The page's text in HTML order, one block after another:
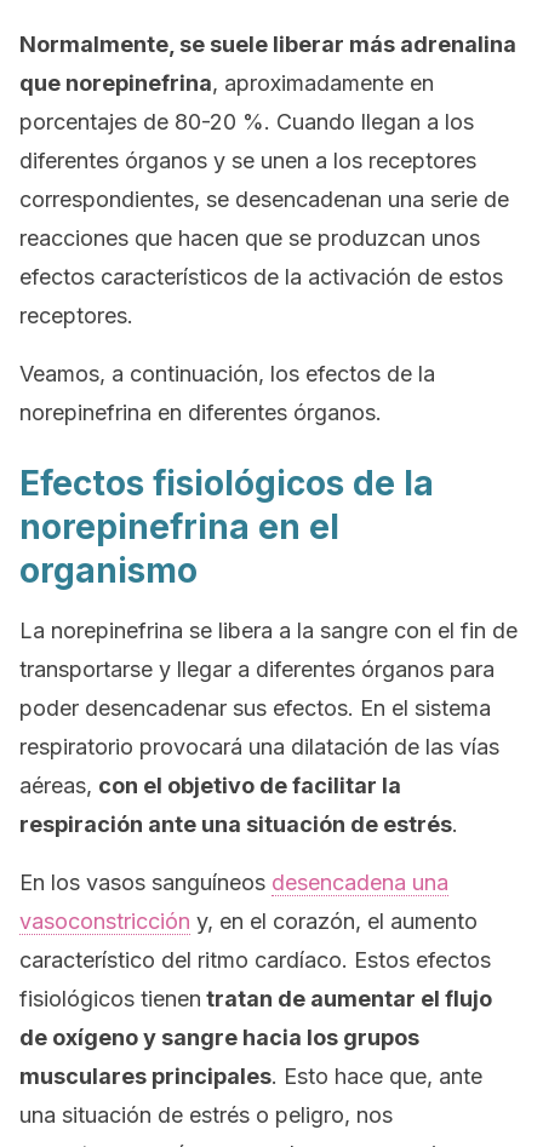
Normalmente, se suele liberar más adrenalina
que norepinefrina, aproximadamente en
porcentajes de 80-20 %. Cuando llegan a los
diferentes órganos y se unen a los receptores
correspondientes, se desencadenan una serie de
reacciones que hacen que se produzcan unos
efectos característicos de la activación de estos
receptores.
Veamos, a continuación, los efectos de la
norepinefrina en diferentes órganos.
Efectos fisiológicos de la
norepinefrina en el
organismo
La norepinefrina se libera a la sangre con el fin de
transportarse y llegar a diferentes órganos para
poder desencadenar sus efectos. En el sistema
respiratorio provocará una dilatación de las vías
aéreas, con el objetivo de facilitar la
respiración ante una situación de estrés.
En los vasos sanguíneos desencadena una
vasoconstricción y, en el corazón, el aumento
característico del ritmo cardíaco. Estos efectos
fisiológicos tienen tratan de aumentar el flujo
de oxígeno y sangre hacia los grupos
musculares principales. Esto hace que, ante
una situación de estrés o peligro, nos